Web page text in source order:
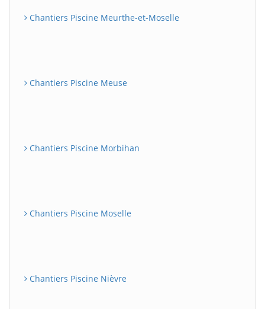
Chantiers Piscine Meurthe-et-Moselle
Chantiers Piscine Meuse
Chantiers Piscine Morbihan
Chantiers Piscine Moselle
Chantiers Piscine Nièvre